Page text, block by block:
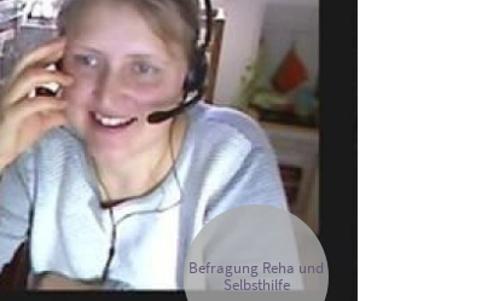
Befragung Reha und
Selbsthilfe